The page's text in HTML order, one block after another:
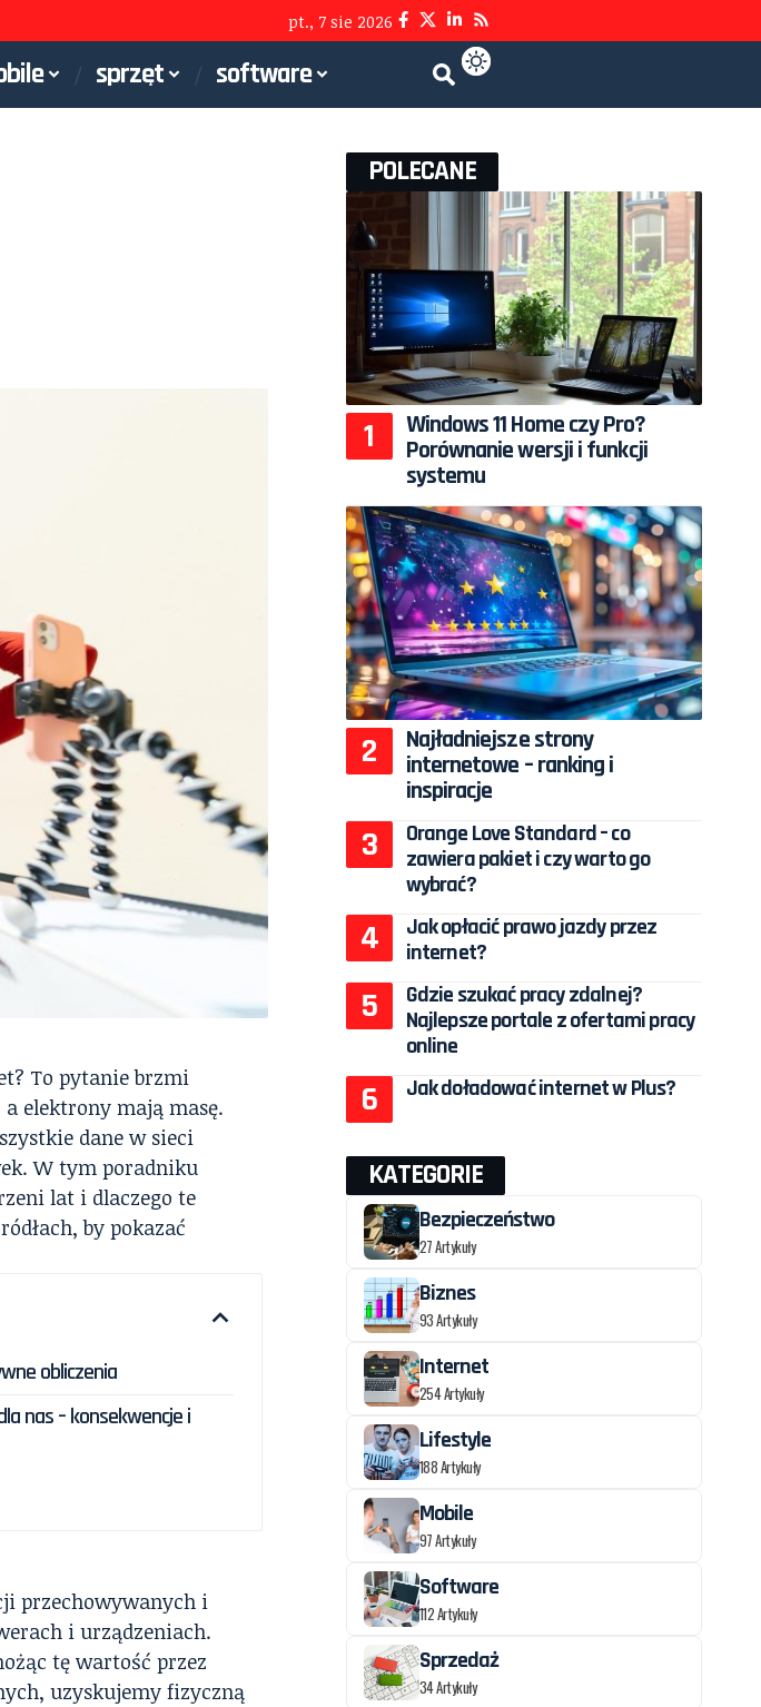
pt., 7 sie 2026
sprzęt software
To pytanie brzmi
elektrony mają masę.
dane w sieci
W tym poradniku
lat i dlaczego te
by pokazać
obliczenia
nas – konsekwencje i
przechowywanych i
i urządzeniach.
tę wartość przez
uzyskujemy fizyczną
POLECANE
Windows 11 Home czy Pro?
Porównanie wersji i funkcji
systemu
Najładniejsze strony
internetowe – ranking i
inspiracje
Orange Love Standard – co
zawiera pakiet i czy warto go
wybrać?
Jak opłacić prawo jazdy przez
internet?
Gdzie szukać pracy zdalnej?
Najlepsze portale z ofertami pracy
online
Jak doładować internet w Plus?
KATEGORIE
Bezpieczeństwo
27 Artykuły
Biznes
93 Artykuły
Internet
254 Artykuły
Lifestyle
188 Artykuły
Mobile
97 Artykuły
Software
112 Artykuły
Sprzedaż
34 Artykuły